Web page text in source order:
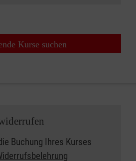
Kurse suchen
Buchung Ihres Kurses